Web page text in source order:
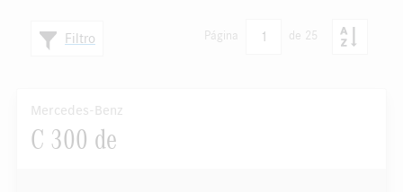
Filtro Página 1 de 25
Mercedes-Benz
C 300 de